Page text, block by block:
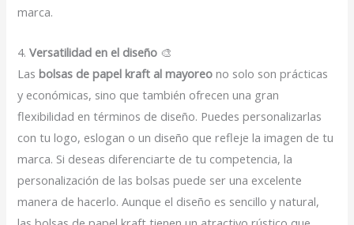
marca.
4.Versatilidad en el diseño 🎨
Lasbolsas de papel kraft al mayoreo no solo son prácticas
y económicas, sino que también ofrecen una gran
flexibilidad en términos de diseño. Puedes personalizarlas
con tu logo, eslogan o un diseño que refleje la imagen de tu
marca. Si deseas diferenciarte de tu competencia, la
personalización de las bolsas puede ser una excelente
manera de hacerlo. Aunque el diseño es sencillo y natural,